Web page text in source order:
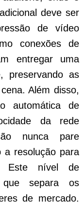
deve ser
de vídeo
conexões de
entregar uma
preservando as
Além disso,
automática de
da rede
nunca pare
a resolução para
Este nível de
separa os
de mercado.